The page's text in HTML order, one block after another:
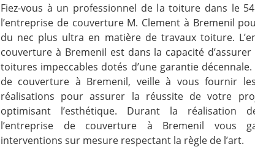
Fiez-vous à un professionnel de la toiture dans le
l’entreprise de couverture M. Clement à Bremenil
du nec plus ultra en matière de travaux toiture.
couverture à Bremenil est dans la capacité
toitures impeccables dotés d’une garantie décennale.
de couverture à Bremenil, veille à vous fournir
réalisations pour assurer la réussite de votre
optimisant l’esthétique. Durant la réalisation
l’entreprise de couverture à Bremenil vous
interventions sur mesure respectant la règle de l’art.